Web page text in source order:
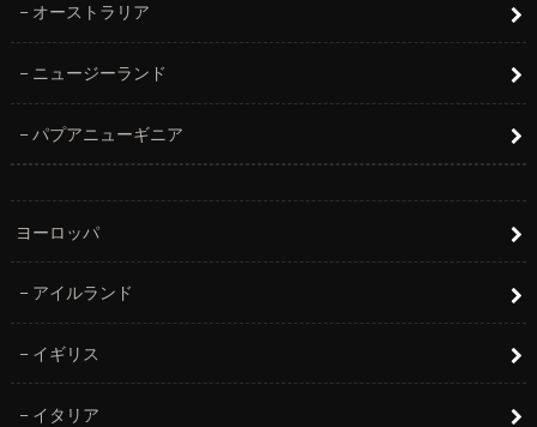
オーストラリア
ニュージーランド
パプアニューギニア
ヨーロッパ
アイルランド
イギリス
イタリア